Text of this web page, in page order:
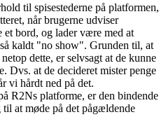
til spisestederne på platformen,
når brugerne udviser
et bord, og lader være med at
kaldt "no show". Grunden til, at
dette, er selvsagt at de kunne
Dvs. at de decideret mister penge
vi hårdt ned på det.
R2Ns platforme, er den bindende
at møde på det pågældende